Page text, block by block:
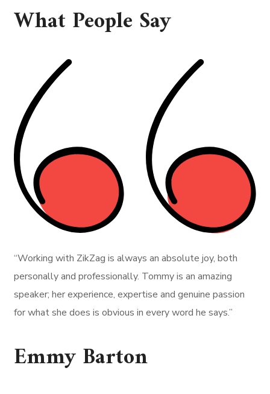
What People Say
“Working with ZikZag is always an absolute joy, both
personally and professionally. Tommy is an amazing
speaker; her experience, expertise and genuine passion
for what she does is obvious in every word he says.”
Emmy Barton